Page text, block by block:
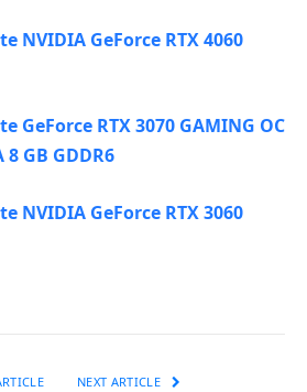
NVIDIA GeForce RTX 4060
GeForce RTX 3070 GAMING OC
GB GDDR6
NVIDIA GeForce RTX 3060
NEXT ARTICLE